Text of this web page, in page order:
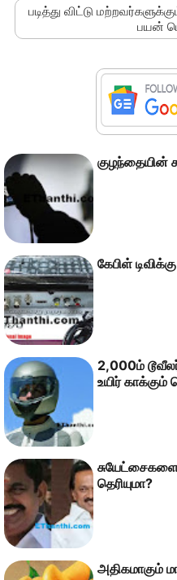
படித்து விட்டு
பயன்
குழந்தையின்
கேபிள்
2,000ம்
உயிர்
சுயேட்சைகளை
தெரியுமா?
அதிகமாகும்